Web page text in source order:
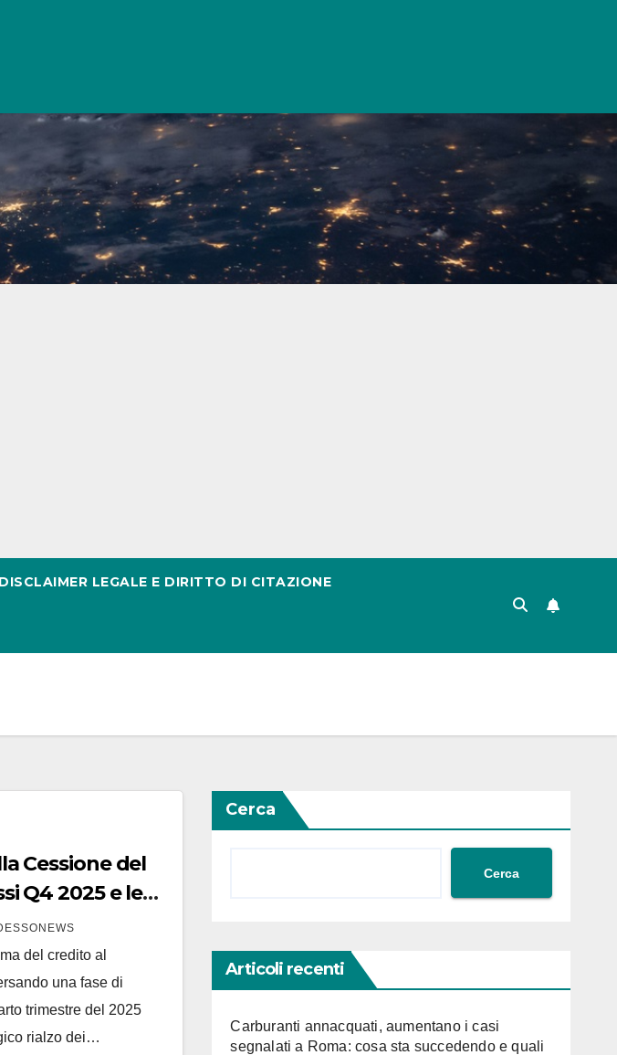
DISCLAIMER LEGALE E DIRITTO DI CITAZIONE
Cessione del
Q4 2025 e le
– #Retefin –
– Finsubito –
–
del credito al
una fase di
trimestre del 2025
rialzo dei…
Cerca
Cerca
Articoli recenti
Carburanti annacquati, aumentano i casi
segnalati a Roma: cosa sta succedendo e quali